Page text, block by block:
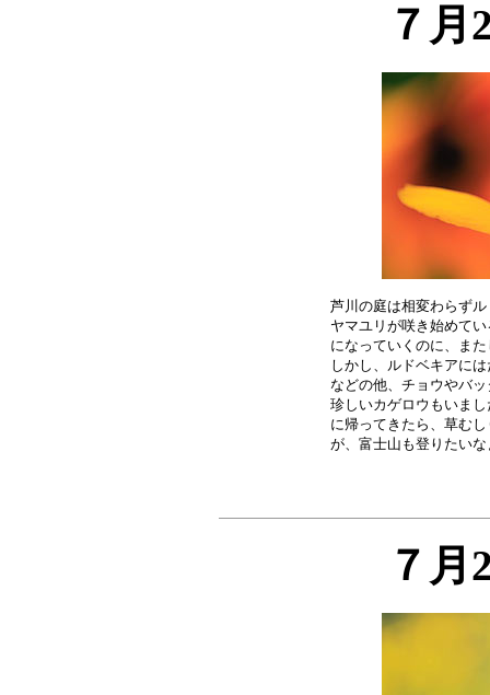
７月
芦川の庭は相変わらず
ヤマユリが咲き始めて
になっていくのに、ま
しかし、ルドベキアに
などの他、チョウやバ
珍しいカゲロウもいま
に帰ってきたら、草む
７月